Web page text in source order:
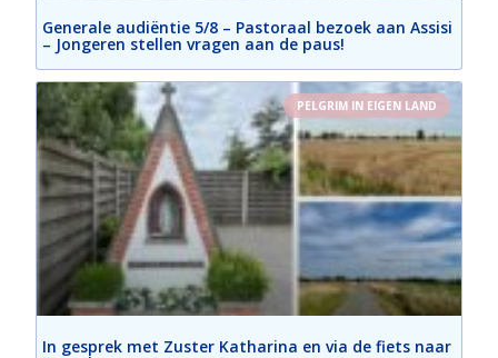
Generale audiëntie 5/8 – Pastoraal bezoek aan Assisi
– Jongeren stellen vragen aan de paus!
PELGRIM IN EIGEN LAND
In gesprek met Zuster Katharina en via de fiets naar